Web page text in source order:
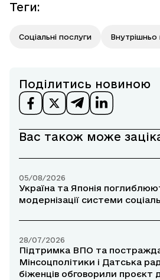
Теги:
Соціальні послуги
Поділитись новиною
Вас також може
05/08/2026
Україна та Японія
модернізації системи
28/07/2026
Підтримка ВПО та
Мінсоцполітики і Датська
біженців обговорили проєкт